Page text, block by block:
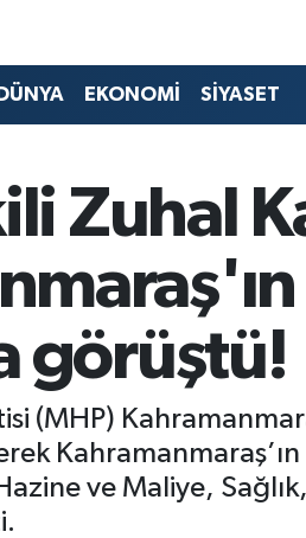
DÜNYA EKONOMİ SİYASET
Zuhal
görüştü!
(MHP)
ve Maliye,